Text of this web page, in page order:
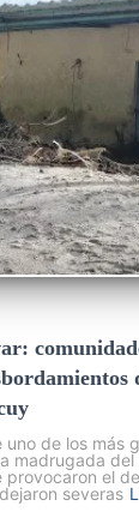
uno de los más
madrugada del
provocaron el
severas